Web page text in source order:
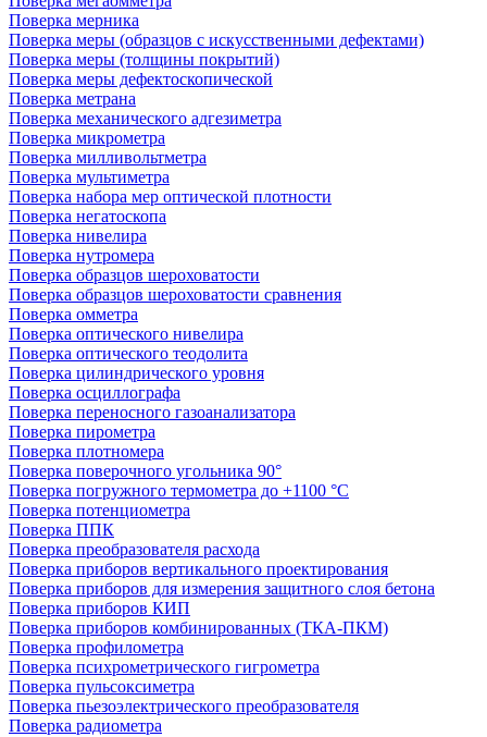
Поверка мерника
Поверка меры (образцов с искусственными дефектами)
Поверка меры (толщины покрытий)
Поверка меры дефектоскопической
Поверка метрана
Поверка механического адгезиметра
Поверка микрометра
Поверка милливольтметра
Поверка мультиметра
Поверка набора мер оптической плотности
Поверка негатоскопа
Поверка нивелира
Поверка нутромера
Поверка образцов шероховатости
Поверка образцов шероховатости сравнения
Поверка омметра
Поверка оптического нивелира
Поверка оптического теодолита
Поверка цилиндрического уровня
Поверка осциллографа
Поверка переносного газоанализатора
Поверка пирометра
Поверка плотномера
Поверка поверочного угольника 90°
Поверка погружного термометра до +1100 °С
Поверка потенциометра
Поверка ППК
Поверка преобразователя расхода
Поверка приборов вертикального проектирования
Поверка приборов для измерения защитного слоя бетона
Поверка приборов КИП
Поверка приборов комбинированных (ТКА-ПКМ)
Поверка профилометра
Поверка психрометрического гигрометра
Поверка пульсоксиметра
Поверка пьезоэлектрического преобразователя
Поверка радиометра